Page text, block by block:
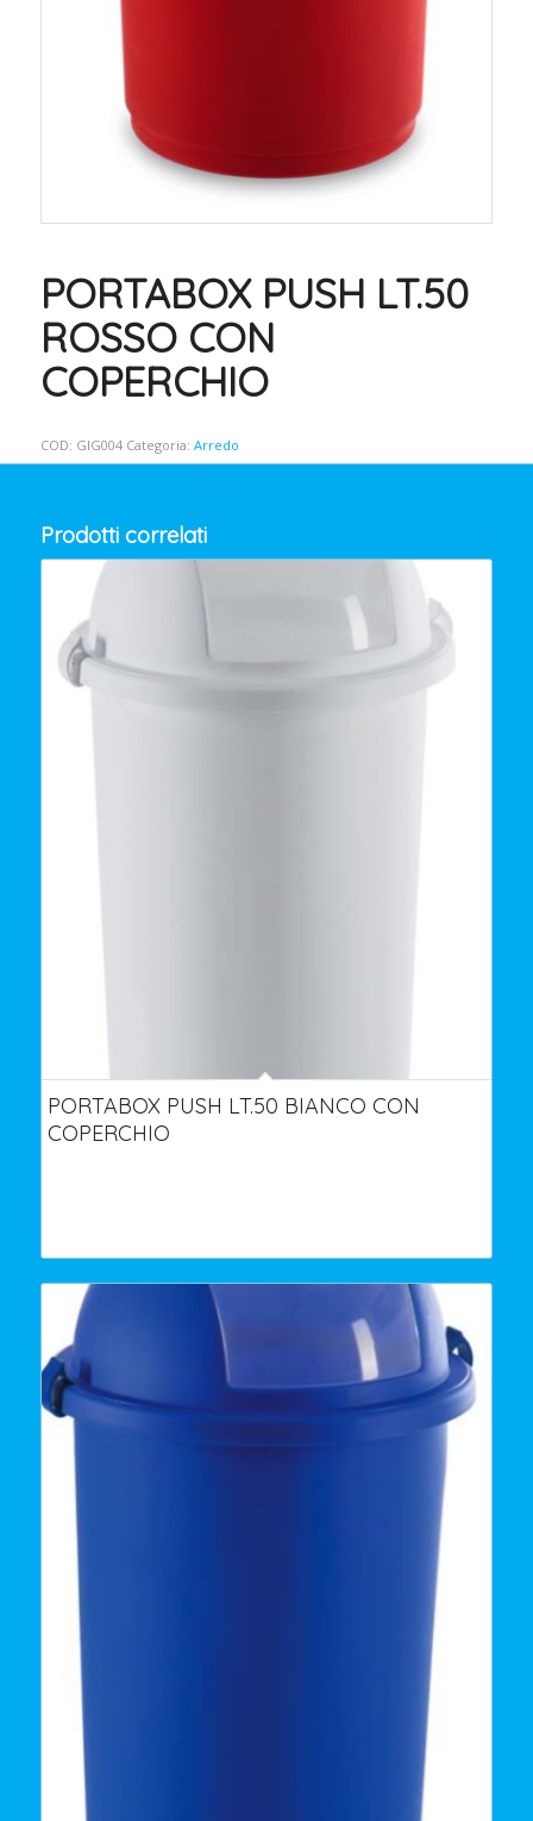
PORTABOX PUSH LT.50
ROSSO CON
COPERCHIO
COD: GIG004 Categoria: Arredo
Prodotti correlati
PORTABOX PUSH LT.50 BIANCO CON
COPERCHIO